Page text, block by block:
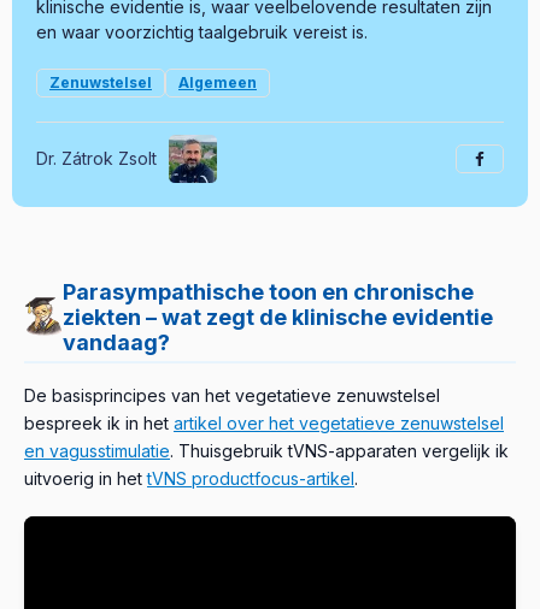
klinische evidentie is, waar veelbelovende resultaten zijn
en waar voorzichtig taalgebruik vereist is.
Zenuwstelsel Algemeen
Dr. Zátrok Zsolt
Parasympathische toon en chronische
ziekten – wat zegt de klinische evidentie
vandaag?
De basisprincipes van het vegetatieve zenuwstelsel
bespreek ik in het artikel over het vegetatieve zenuwstelsel
en vagusstimulatie. Thuisgebruik tVNS-apparaten vergelijk ik
uitvoerig in hettVNS productfocus-artikel.